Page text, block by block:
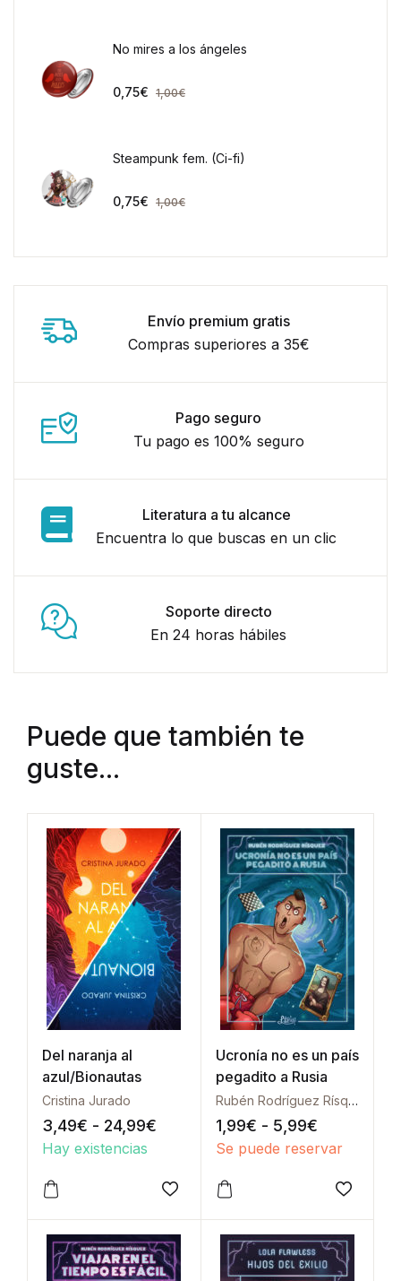
No mires a los ángeles
0,75€ 1,00€
Steampunk fem. (Ci-fi)
0,75€ 1,00€
Envío premium gratis
Compras superiores a 35€
Pago seguro
Tu pago es 100% seguro
Literatura a tu alcance
Encuentra lo que buscas en un clic
Soporte directo
En 24 horas hábiles
Puede que también te
guste...
Del naranja al
azul/Bionautas
Cristina Jurado
3,49€ - 24,99€ Rango de precios: desde
Hay existencias
Este producto tiene múltiples variantes. Las
Añadir a la lista de deseos
Ucronía no es un país
pegadito a Rusia
Rubén Rodríguez Rísquez
1,99€ - 5,99€Rango de
Se puede reservar
Este producto tieneAñadir